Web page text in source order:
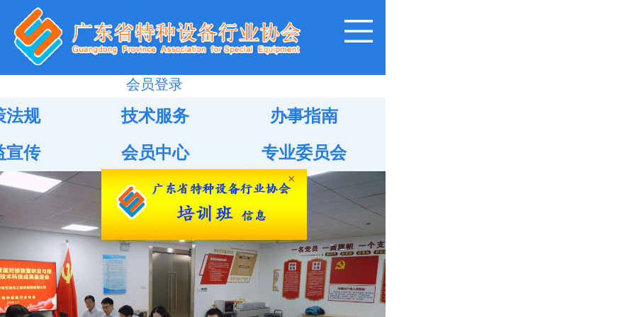
会员登录
法规 技术服务
办事指南
宣传
会员中心 专业委员会